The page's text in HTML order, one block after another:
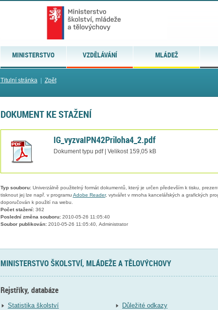
MINISTERSTVO VZDĚLÁVÁNÍ MLÁDEŽ
Titulní stránka| Zpět
DOKUMENT KE STAŽENÍ
IG_vyzvaIPN42Priloha4_2.pdf
Dokument typu pdf | Velikost 159,05 kB
Typ souboru:Univerzálně použitelný formát dokumentů, který je určen především k tisku,
tisknout jej lze např. v programu Adobe Reader, vytvářet v mnoha kancelářských a grafických
doporučován k použití na webu.
Počet stažení:362
Poslední změna souboru:2010-05-26 11:05:40
Soubor publikován:2010-05-26 11:05:40, Administrator
MINISTERSTVO ŠKOLSTVÍ, MLÁDEŽE A TĚLOVÝCHOVY
Rejstříky, databáze
Statistika školství
Důležité odkazy